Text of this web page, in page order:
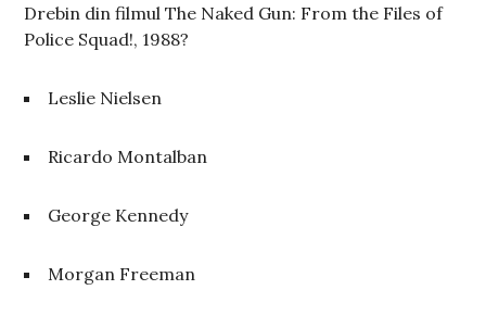
Drebin din filmul The Naked Gun: From the Files of
Police Squad!, 1988?
Leslie Nielsen
Ricardo Montalban
George Kennedy
Morgan Freeman